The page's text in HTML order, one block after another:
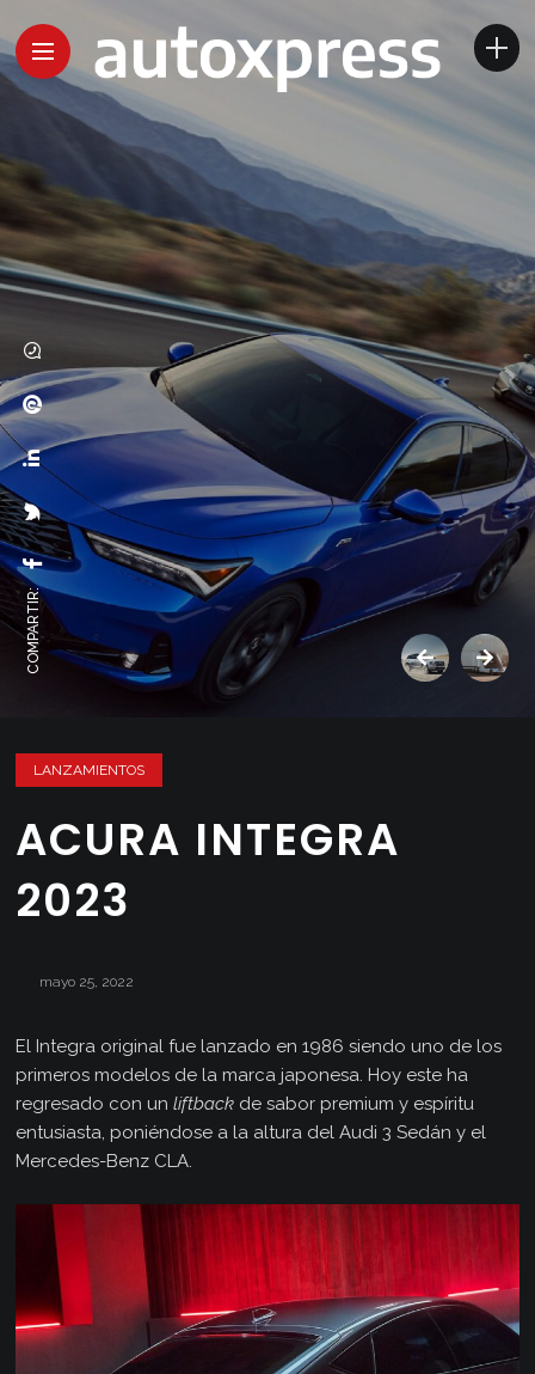
COMPARTIR:
LANZAMIENTOS
ACURA INTEGRA
2023
mayo 25, 2022
El Integra original fue lanzado en 1986 siendo uno de los
primeros modelos de la marca japonesa. Hoy este ha
regresado con unliftback de sabor premium y espíritu
entusiasta, poniéndose a la altura del Audi 3 Sedán y el
Mercedes-Benz CLA.